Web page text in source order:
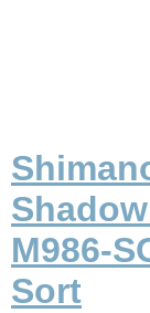
M986-
Sort